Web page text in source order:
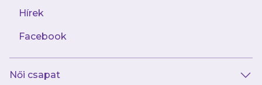
Hírek
Facebook
Női csapat